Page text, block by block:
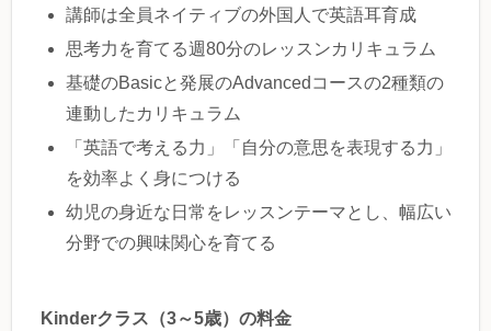
講師は全員ネイティブの外国人で英語耳育成
思考力を育てる週80分のレッスンカリキュラム
基礎のBasicと発展のAdvancedコースの2種類の
連動したカリキュラム
「英語で考える力」「自分の意思を表現する力」
を効率よく身につける
幼児の身近な日常をレッスンテーマとし、幅広い
分野での興味関心を育てる
Kinderクラス（3～5歳）の料金